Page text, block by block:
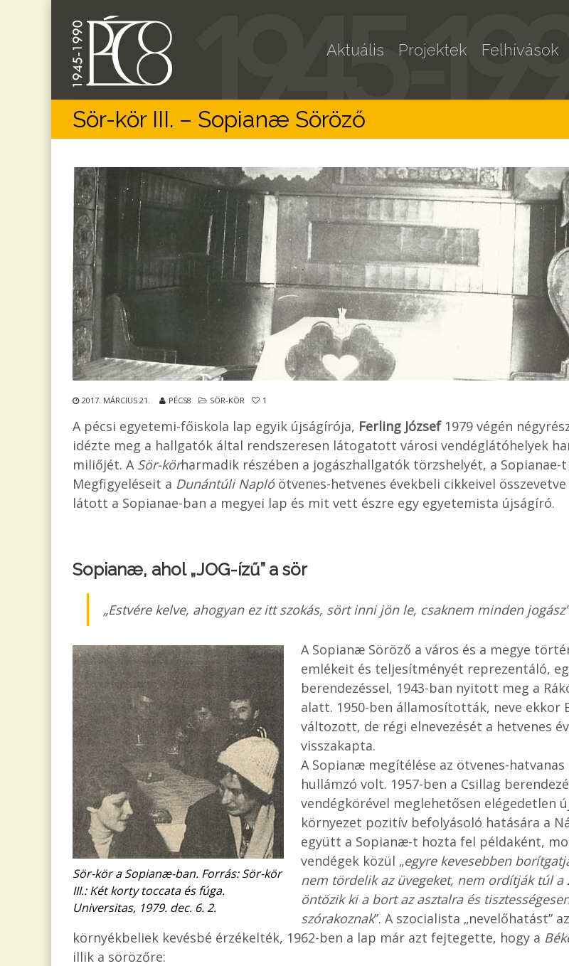
Aktuális Projektek Felhívások
Sör-kör III. – Sopianæ Söröző
2017. MÁRCIUS 21. PÉCS8 SÖR-KÖR 1
A pécsi egyetemi-főiskola lap egyik újságírója, Ferling József1979 végén
idézte meg a hallgatók által rendszeresen látogatott városi vendéglátóhelyek
miliőjét. A Sör-körharmadik részében a jogászhallgatók törzshelyét, a Sopianae-
Megfigyeléseit a Dunántúli Naplóötvenes-hetvenes évekbeli cikkeivel
látott a Sopianae-ban a megyei lap és mit vett észre egy egyetemista újságíró.
Sopianæ, ahol „JOG-ízű” a sör
„Estvére kelve, ahogyan ez itt szokás, sört inni jön le, csaknem minden jogász”
Sör-kör a Sopianæ-ban. Forrás: Sör-kör
III.: Két korty toccata és fúga.
Universitas, 1979. dec. 6. 2.
A Sopianæ Söröző a város és a megye
emlékeit és teljesítményét reprezentáló,
berendezéssel, 1943-ban nyitott meg a
alatt. 1950-ben államosították, neve ekkor
változott, de régi elnevezését a hetvenes
visszakapta.
A Sopianæ megítélése az ötvenes-hatvanas
hullámzó volt. 1957-ben a Csillag
vendégkörével meglehetősen elégedetlen
környezet pozitív befolyásoló hatására a
együtt a Sopianæ-t hozta fel példaként,
vendégek közül „egyre kevesebben
nem tördelik az üvegeket, nem ordítják túl a
öntözik ki a bort az asztalra és
szórakoznak”. A szocialista „nevelőhatást”
környékbeliek kevésbé érzékelték, 1962-ben a lap már azt fejtegette, hogy a
illik a sörözőre: